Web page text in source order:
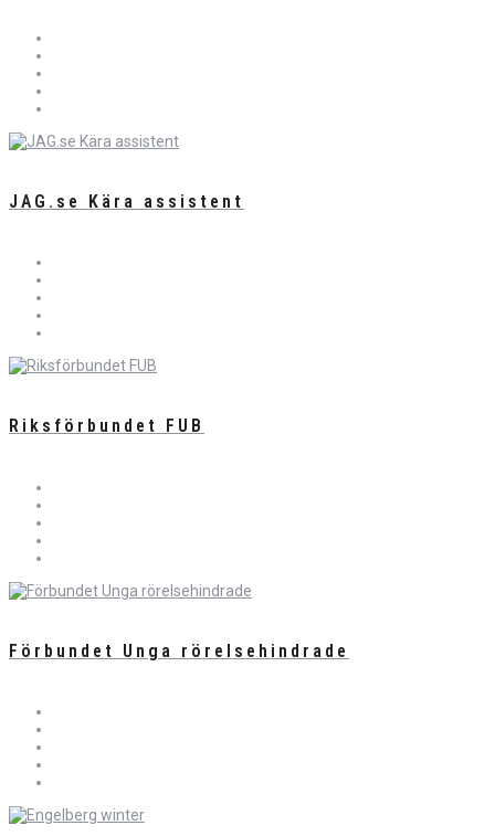
JAG.se Kära assistent
Riksförbundet FUB
Förbundet Unga rörelsehindrade